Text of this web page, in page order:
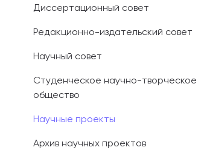
Диссертационный совет
Редакционно-издательский совет
Научный совет
Студенческое научно-творческое
общество
Научные проекты
Архив научных проектов